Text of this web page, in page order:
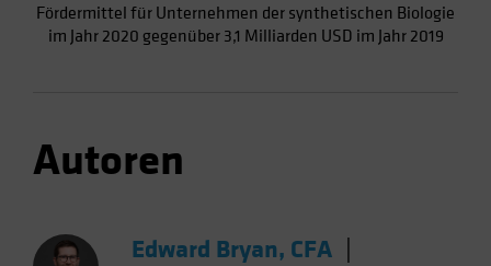
Fördermittel für Unternehmen der synthetischen Biologie
im Jahr 2020 gegenüber 3,1 Milliarden USD im Jahr 2019
Autoren
Edward Bryan, CFA